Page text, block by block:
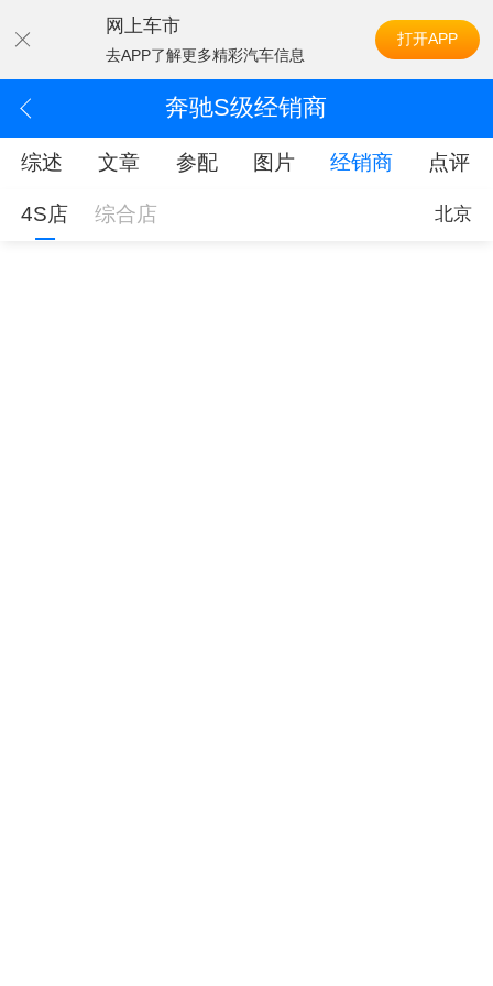
网上车市
去APP了解更多精彩汽车信息
打开APP
奔驰S级经销商
综述 文章 参配 图片 经销商 点评
4S店 综合店 北京